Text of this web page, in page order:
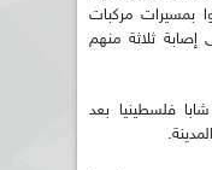
بمسيرات مركبات
ثلاثة منهم
فلسطينيا بعد